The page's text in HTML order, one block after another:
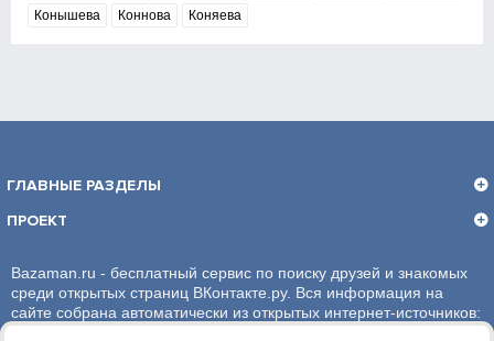
Конышева
Коннова Коняева
ГЛАВНЫЕ РАЗДЕЛЫ
ПРОЕКТ
Bazaman.ru - бесплатный сервис по поиску друзей и знакомых
среди открытых страниц ВКонтакте.ру. Вся информация на
сайте собрана автоматически из открытых интернет-источников: